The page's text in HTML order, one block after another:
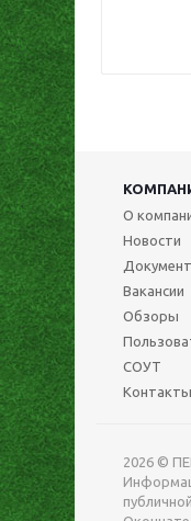
О
Новости
Вакансии
Обзоры
СОУТ
Контакты
2026 ©